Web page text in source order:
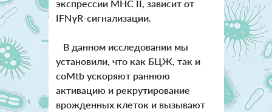
экспрессии MHC II, зависит от
IFNγR-сигнализации.
В данном исследовании мы
установили, что как БЦЖ, так и
coMtb ускоряют раннюю
активацию и рекрутирование
врожденных клеток и вызывают